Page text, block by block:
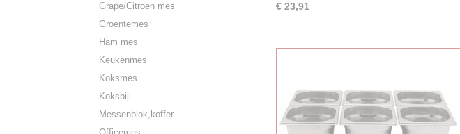
Grape/Citroen mes
Groentemes
Ham mes
Keukenmes
Koksmes
Koksbijl
Messenblok,koffer
€ 23,91